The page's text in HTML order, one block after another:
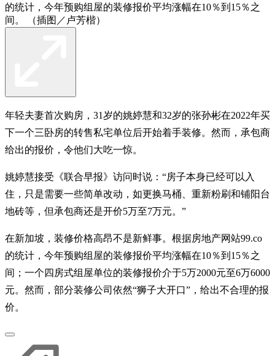
的统计，今年预购组屋的装修报价平均涨幅在10％到15％之
间。 （插图／卢芳楷）
年轻夫妻首次购房，31岁的姚婷慧和32岁的张孙彬在2022年买
下一个三卧房的转售私宅单位后开始着手装修。然而，承包商
给出的报价，令他们大吃一惊。
姚婷慧接受《联合早报》访问时说：“房子本身已经可以入
住，只是需要一些简单改动，如更换马桶、重新粉刷和铺阳台
地砖等，但承包商还是开价5万至7万元。”
在新加坡，装修价格高昂不是新鲜事。根据房地产网站99.co
的统计，今年预购组屋的装修报价平均涨幅在10％到15％之
间；一个四房式组屋单位的装修报价介于5万2000元至6万6000
元。然而，部分装修公司依然“狮子大开口”，给出不合理的报
价。